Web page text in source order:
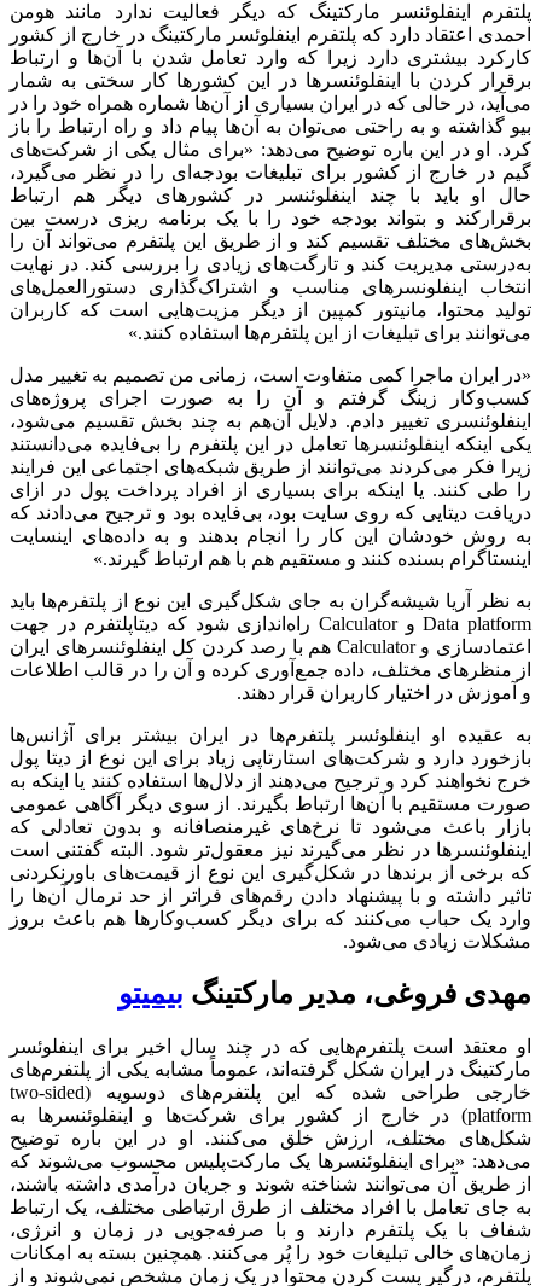
پلتفرم اینفلوئنسر مارکتینگ که دیگر فعالیت ندارد مانند هومن
احمدی اعتقاد دارد که پلتفرم اینفلوئسر مارکتینگ در خارج از کشور
کارکرد بیشتری دارد زیرا که وارد تعامل شدن با آن‌ها و ارتباط
برقرار کردن با اینفلوئنسرها در این کشورها کار سختی به شمار
می‌آید، در حالی که در ایران بسیاری از آن‌ها شماره همراه خود را در
بیو گذاشته و به راحتی می‌توان به آن‌ها پیام داد و راه ارتباط را باز
کرد. او در این باره توضیح می‌دهد: «برای مثال یکی از شرکت‌های
گیم در خارج از کشور برای تبلیغات بودجه‌ای را در نظر می‌گیرد،
حال او باید با چند اینفلوئنسر در کشورهای دیگر هم ارتباط
برقرارکند و بتواند بودجه خود را با یک برنامه ریزی درست بین
بخش‌های مختلف تقسیم کند و از طریق این پلتفرم می‌تواند آن را
به‌درستی مدیریت کند و تارگت‌های زیادی را بررسی کند. در نهایت
انتخاب اینفلونسرهای مناسب و اشتراک‌گذاری دستورالعمل‌های
تولید محتوا، مانیتور کمپین از دیگر مزیت‌هایی است که کاربران
می‌توانند برای تبلیغات از این پلتفرم‌ها استفاده کنند.»
«در ایران ماجرا کمی متفاوت است، زمانی من تصمیم به تغییر مدل
کسب‌وکار زینگ گرفتم و آن را به صورت اجرای پروژه‌های
اینفلوئنسری تغییر دادم. دلایل آن‌هم به چند بخش تقسیم می‌شود،
یکی اینکه اینفلوئنسرها تعامل در این پلتفرم را بی‌فایده می‌دانستند
زیرا فکر می‌کردند می‌توانند از طریق شبکه‌های اجتماعی این فرایند
را طی کنند. یا اینکه برای بسیاری از افراد پرداخت پول در ازای
دریافت دیتایی که روی سایت بود، بی‌فایده بود و ترجیح می‌دادند که
به روش خودشان این کار را انجام بدهند و به داده‌های اینسایت
اینستاگرام بسنده کنند و مستقیم هم با هم ارتباط گیرند.»
به نظر آریا شیشه‌گران به جای شکل‌گیری این نوع از پلتفرم‌ها باید
Data platform و Calculator راه‌اندازی شود که دیتاپلتفرم در جهت
اعتمادسازی و Calculator هم با رصد کردن کل اینفلوئنسرهای ایران
از منظرهای مختلف، داده جمع‌آوری کرده و آن را در قالب اطلاعات
و آموزش در اختیار کاربران قرار دهند.
به عقیده او اینفلوئسر پلتفرم‌ها در ایران بیشتر برای آژانس‌ها
بازخورد دارد و شرکت‌های استارتاپی زیاد برای این نوع از دیتا پول
خرج نخواهند کرد و ترجیح می‌دهند از دلال‌ها استفاده کنند یا اینکه به
صورت مستقیم با آن‌ها ارتباط بگیرند. از سوی دیگر آگاهی عمومی
بازار باعث می‌شود تا نرخ‌های غیرمنصافانه و بدون تعادلی که
اینفلوئنسرها در نظر می‌گیرند نیز معقول‌تر شود. البته گفتنی است
که برخی از برندها در شکل‌گیری این نوع از قیمت‌های باورنکردنی
تاثیر داشته و با پیشنهاد دادن رقم‌های فراتر از حد نرمال آن‌ها را
وارد یک حباب می‌کنند که برای دیگر کسب‌و‌کارها هم باعث بروز
مشکلات زیادی می‌شود.
مهدی فروغی، مدیر مارکتینگ بیمیتو
او معتقد است پلتفرم‌هایی که در چند سال اخیر برای اینفلوئسر
مارکتینگ در ایران شکل گرفته‌اند، عموماً مشابه یکی از پلتفرم‌های
خارجی طراحی شده که این پلتفرم‌های دوسویه (two-sided
platform) در خارج از کشور برای شرکت‌ها و اینفلوئنسرها به
شکل‌های مختلف، ارزش خلق می‌کنند. او در این باره توضیح
می‌دهد: «برای اینفلوئنسرها یک مارکت‌پلیس محسوب می‌شوند که
از طریق آن می‌توانند شناخته شوند و جریان درآمدی داشته باشند،
به جای تعامل با افراد مختلف از طرق ارتباطی مختلف، یک ارتباط
شفاف با یک پلتفرم دارند و با صرفه‌جویی در زمان و انرژی،
زمان‌های خالی تبلیغات خود را پُر می‌کنند. همچنین بسته به امکانات
پلتفرم، درگیر پست کردن محتوا در یک زمان مشخص نمی‌شوند و از